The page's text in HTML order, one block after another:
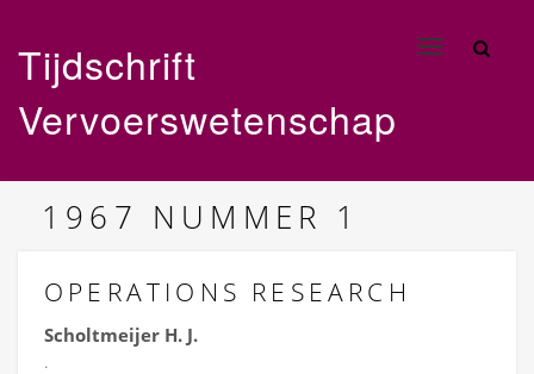
Toggle
Tijdschrift
Vervoerswetenschap
1967 NUMMER 1
OPERATIONS RESEARCH
Scholtmeijer H. J.
.